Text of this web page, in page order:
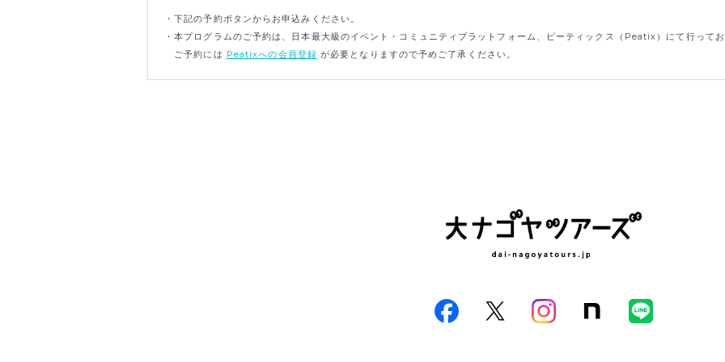
・下記の予約ボタンからお申込みください。
・本プログラムのご予約は、日本最大級のイベント・コミュニティプラットフォーム、ピーティックス（Peatix）にて行ってお
ご予約には Peatixへの会員登録 が必要となりますので予めご了承ください。